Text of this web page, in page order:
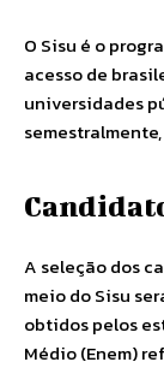
O Sisu é o
acesso de
universidades
A seleção dos
meio do Sisu
obtidos pelos
Médio (Enem)